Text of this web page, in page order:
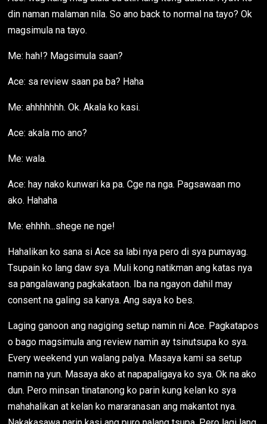
din naman malaman nila. So ano back to normal na tayo? Ok
magsimula na tayo.
Me: hah!? Magsimula saan?
Ace: sa review saan pa ba? Haha
Me: ahhhhhhh. Ok. Akala ko kasi.
Ace: akala mo ano?
Me: wala.
Ace: hay nako kunwari ka pa. Cge na nga. Pagsawaan mo
ako. Hahaha
Me: ehhhh...shege ne nge!
Hahalikan ko sana si Ace sa labi nya pero di sya pumayag.
Tsupain ko lang daw sya. Muli kong natikman ang katas nya
sa pangalawang pagkakataon. Iba na ngayon dahil may
consent na galing sa kanya. Ang saya ko bes.
Laging ganoon ang nagiging setup namin ni Ace. Pagkatapos
o bago magsimula ang review namin ay tsinutsupa ko sya.
Every weekend yun walang palya. Masaya kami sa setup
namin na yun. Masaya ako at napapaligaya ko sya. Ok na ako
dun. Pero minsan tinatanong ko parin kung kelan ko sya
mahahalikan at kelan ko mararanasan ang makantot nya.